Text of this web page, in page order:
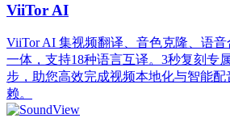
ViiTor AI
ViiTor AI 集视频翻译、音色克隆、语
一体，支持18种语言互译。3秒复刻专
步，助您高效完成视频本地化与智能配
赖。